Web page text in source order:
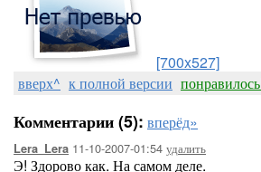
[700x527]
вверх^ к полной версии
Комментарии (5): вперёд»
Lera_Lera 11-10-2007-01:54 удалить
Э! Здорово как. На самом деле.